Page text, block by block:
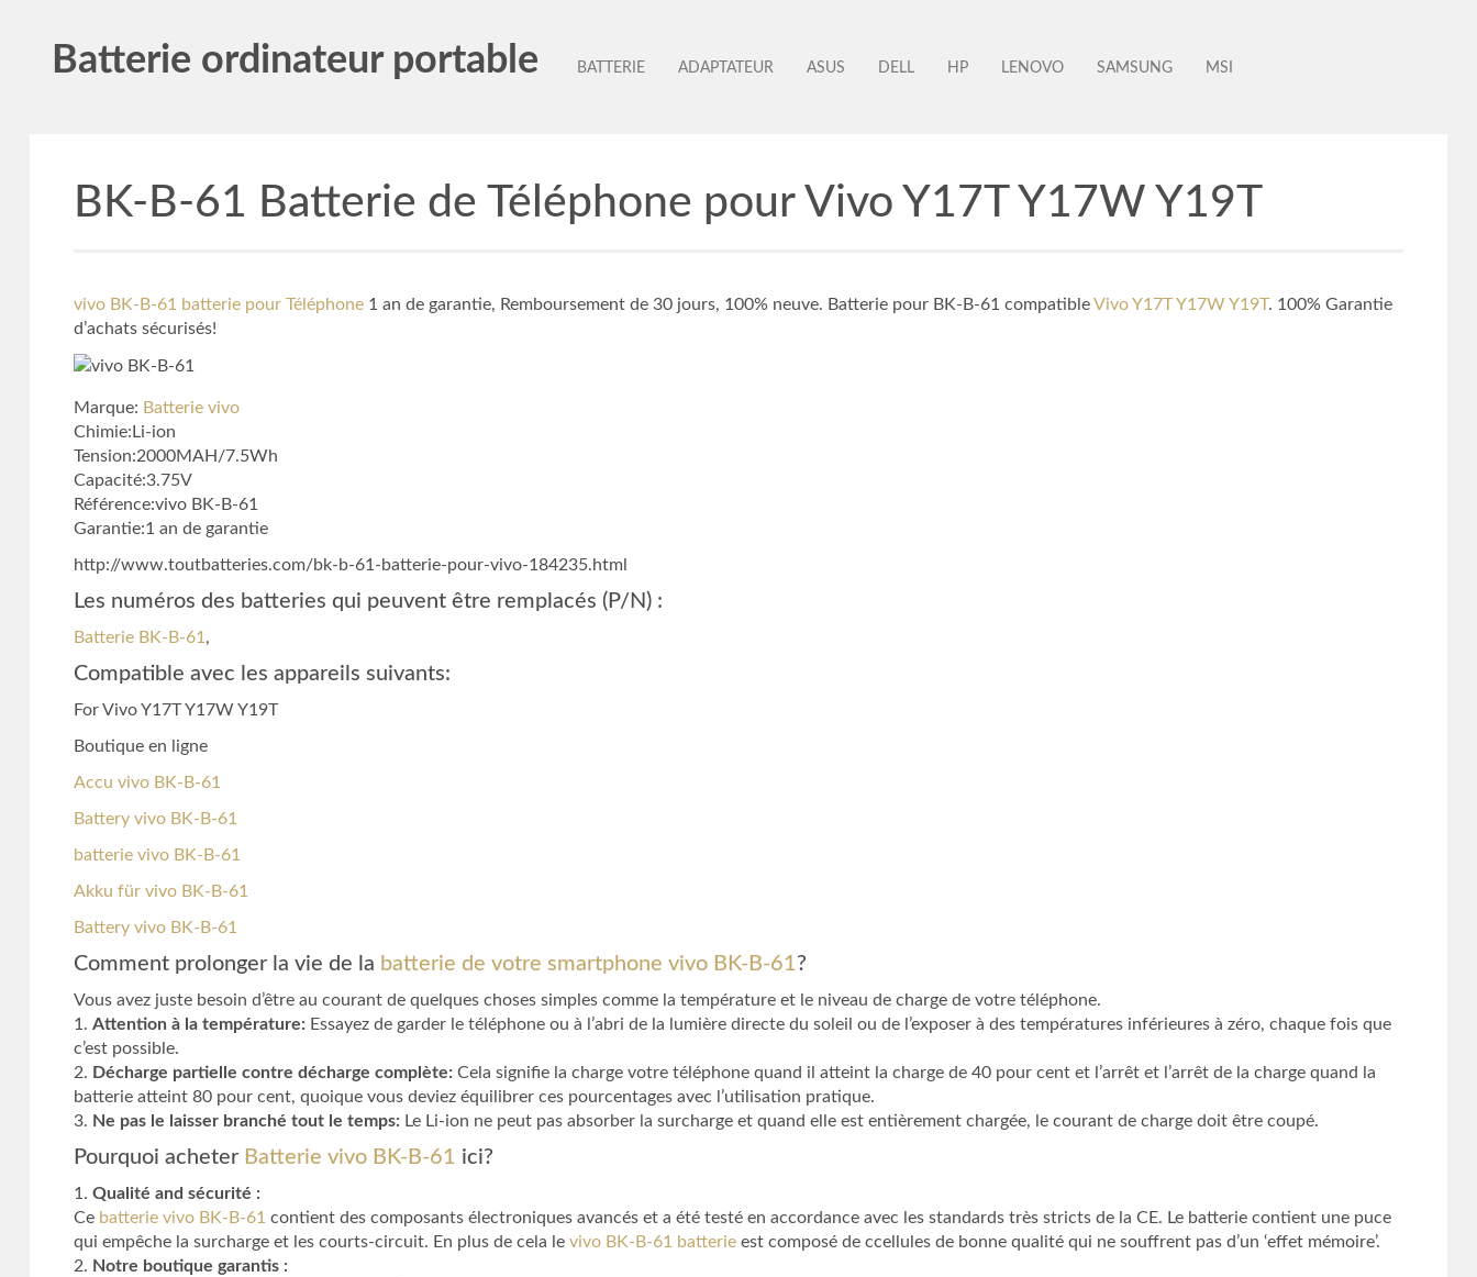
Batterie ordinateur portable BATTERIE ADAPTATEUR ASUS DELL HP LENOVO SAMSUNG MSI
BK-B-61 Batterie de Téléphone pour Vivo Y17T Y17W Y19T
vivo BK-B-61 batterie pour Téléphone1 an de garantie, Remboursement de 30 jours, 100% neuve. Batterie pour BK-B-61 compatibleVivo Y17T Y17W Y19T. 100% Garantie
d’achats sécurisés!
Marque: Batterie vivo
Chimie:Li-ion
Tension:2000MAH/7.5Wh
Capacité:3.75V
Référence:vivo BK-B-61
Garantie:1 an de garantie
http://www.toutbatteries.com/bk-b-61-batterie-pour-vivo-184235.html
Les numéros des batteries qui peuvent être remplacés (P/N) :
Batterie BK-B-61 ,
Compatible avec les appareils suivants:
For Vivo Y17T Y17W Y19T
Boutique en ligne
Accu vivo BK-B-61
Battery vivo BK-B-61
batterie vivo BK-B-61
Akku für vivo BK-B-61
Battery vivo BK-B-61
Comment prolonger la vie de la batterie de votre smartphone vivo BK-B-61?
Vous avez juste besoin d’être au courant de quelques choses simples comme la température et le niveau de charge de votre téléphone.
1. Attention à la température:Essayez de garder le téléphone ou à l’abri de la lumière directe du soleil ou de l’exposer à des températures inférieures à zéro, chaque fois que
c’est possible.
2. Décharge partielle contre décharge complète:Cela signifie la charge votre téléphone quand il atteint la charge de 40 pour cent et l’arrêt et l’arrêt de la charge quand la
batterie atteint 80 pour cent, quoique vous deviez équilibrer ces pourcentages avec l’utilisation pratique.
3. Ne pas le laisser branché tout le temps:Le Li-ion ne peut pas absorber la surcharge et quand elle est entièrement chargée, le courant de charge doit être coupé.
Pourquoi acheter Batterie vivo BK-B-61 ici?
1. Qualité and sécurité :
Ce batterie vivo BK-B-61 contient des composants électroniques avancés et a été testé en accordance avec les standards très stricts de la CE. Le batterie contient une puce
qui empêche la surcharge et les courts-circuit. En plus de cela le vivo BK-B-61 batterieest composé de ccellules de bonne qualité qui ne souffrent pas d’un ‘effet mémoire’.
2. Notre boutique garantis :